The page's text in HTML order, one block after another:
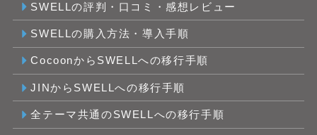
SWELLの評判・口コミ・感想レビュー
SWELLの購入方法・導入手順
CocoonからSWELLへの移行手順
JINからSWELLへの移行手順
全テーマ共通のSWELLへの移行手順